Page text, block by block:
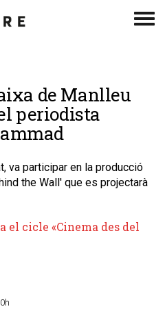
de Manlleu
periodista
va participar en la producció
the Wall' que es projectarà
el cicle «Cinema des del